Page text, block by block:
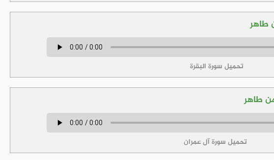
طاهر
تحميل سورة البقرة
طاهر
تحميل سورة آل عمران